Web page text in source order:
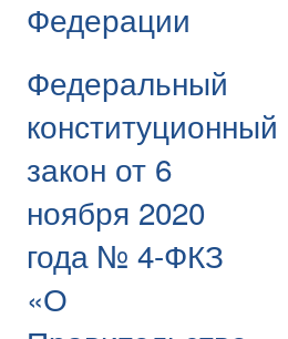
Федерации
Федеральный
конституционный
закон от 6
ноября 2020
года № 4-ФКЗ
«О